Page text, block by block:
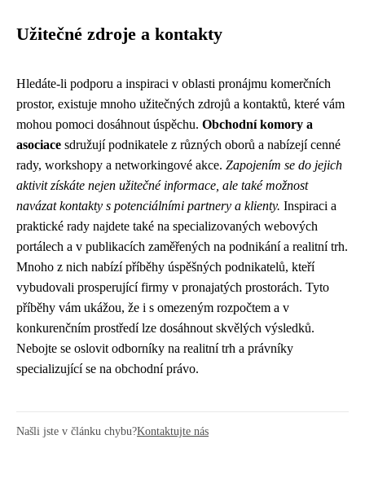
Užitečné zdroje a kontakty
Hledáte-li podporu a inspiraci v oblasti pronájmu komerčních
prostor, existuje mnoho užitečných zdrojů a kontaktů, které vám
mohou pomoci dosáhnout úspěchu. Obchodní komory a
asociace sdružují podnikatele z různých oborů a nabízejí cenné
rady, workshopy a networkingové akce. Zapojením se do jejich
aktivit získáte nejen užitečné informace, ale také možnost
navázat kontakty s potenciálními partnery a klienty. Inspiraci a
praktické rady najdete také na specializovaných webových
portálech a v publikacích zaměřených na podnikání a realitní trh.
Mnoho z nich nabízí příběhy úspěšných podnikatelů, kteří
vybudovali prosperující firmy v pronajatých prostorách. Tyto
příběhy vám ukážou, že i s omezeným rozpočtem a v
konkurenčním prostředí lze dosáhnout skvělých výsledků.
Nebojte se oslovit odborníky na realitní trh a právníky
specializující se na obchodní právo.
Našli jste v článku chybu?Kontaktujte nás